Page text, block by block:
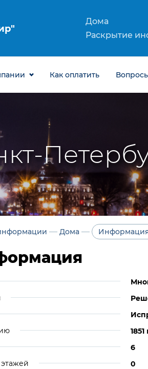
"Мир"
Дома
Раскрытие
Как оплатить
— Дома —
1851
6
0